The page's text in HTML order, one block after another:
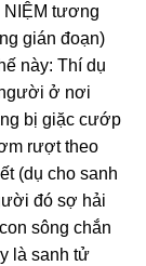
NIỆM tương
gián đoạn)
này: Thí dụ
ở nơi
bị giặc cướp
rượt theo
(dụ cho sanh
đó sợ hải
sông chắn
là sanh tử